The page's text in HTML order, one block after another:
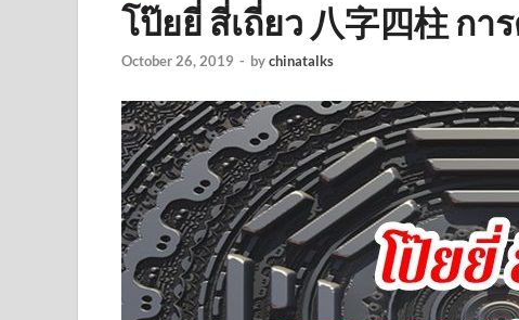
โป๊ยยี่ สี่เถี่ยว 八字四柱 ก
October 26, 2019 - bychinatalks